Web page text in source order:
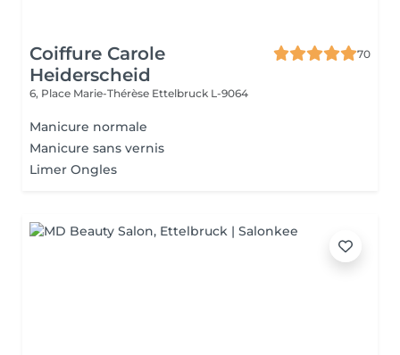
Coiffure Carole
Heiderscheid
70
6, Place Marie-Thérèse Ettelbruck L-9064
Manicure normale
Manicure sans vernis
Limer Ongles